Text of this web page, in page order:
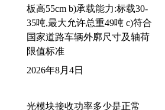
板高55cm b)承载能力:标载30-
35吨,最大允许总重49吨 c)符合
国家道路车辆外廓尺寸及轴荷
限值标准
2026年8月4日
光模块接收功率多少是正常